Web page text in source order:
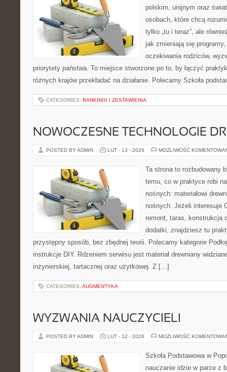
polskim, unijnym oraz
osobach, które chcą
tylko „tu i teraz”, ale
jak zmieniają się
oczekiwania rodziców,
priorytety państwa. To miejsce stworzone po to, by łączyć
różnych krajów przekładać na działanie. Polecamy Szkoła
CATEGORIES: RANKINGI I ZESTAWIENIA
NOWOCZESNE TECHNOLOGIE
POSTED BY ADMIN LUT - 13 - 2026 MOŻLIWOŚĆ
Ta strona to rozbudowany
temu, co w praktyce robi
nośnych: materiałowi
nośnych. Jeżeli interesuje
remont, taras, konstrukcja
dodatki, znajdziesz tu
przystępny sposób, bez zbędnej teorii. Polecamy kategorie
instrukcje DIY. Rdzeniem serwisu jest materiał drewniany
inżynierskiej, tartacznej oraz użytkowej. Z […]
CATEGORIES: AUGMENTYKA
WYZWANIA NAUCZYCIELI
POSTED BY ADMIN LUT - 12 - 2026 MOŻLIWOŚĆ
Szkoła Podstawowa w
nauczanie idzie w parze z